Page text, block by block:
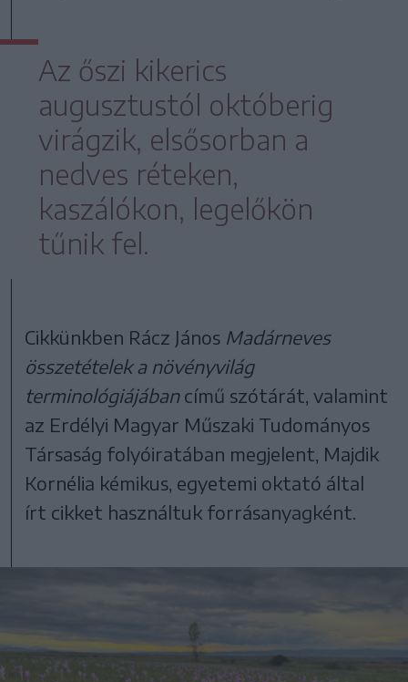
Az őszi kikerics
augusztustól októberig
virágzik, elsősorban a
nedves réteken,
kaszálókon, legelőkön
tűnik fel.
Cikkünkben Rácz János Madárneves
összetételek a növényvilág
terminológiájábancímű szótárát, valamint
az Erdélyi Magyar Műszaki Tudományos
Társaság folyóiratában megjelent, Majdik
Kornélia kémikus, egyetemi oktató által
írt cikket használtuk forrásanyagként.